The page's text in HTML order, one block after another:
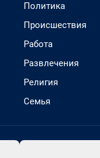
Политика
Происшествия
Работа
Развлечения
Религия
Семья